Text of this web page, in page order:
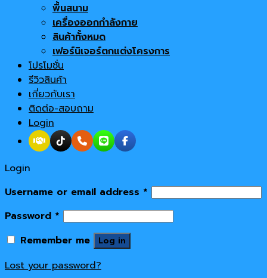
พื้นสนาม
เครื่องออกกำลังกาย
สินค้าทั้งหมด
เฟอร์นิเจอร์ตกแต่งโครงการ
โปรโมชั่น
รีวิวสินค้า
เกี่ยวกับเรา
ติดต่อ-สอบถาม
Login
Login
Username or email address *
Password *
Remember me
Log in
Lost your password?